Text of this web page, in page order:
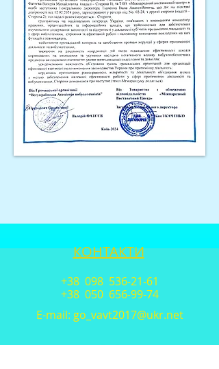
КОНТАКТИ
+38 098 536-21-61
+38 050 656-99-74
E-mail: go_vavt2017@ukr.net